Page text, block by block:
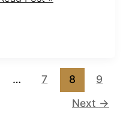
… 7 8
9
Next →